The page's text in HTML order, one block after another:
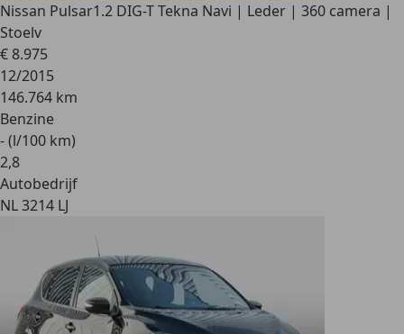
Nissan Pulsar1.2 DIG-T Tekna Navi | Leder | 360 camera |
Stoelv
€ 8.975
12/2015
146.764 km
Benzine
- (l/100 km)
2,8
Autobedrijf
NL 3214 LJ